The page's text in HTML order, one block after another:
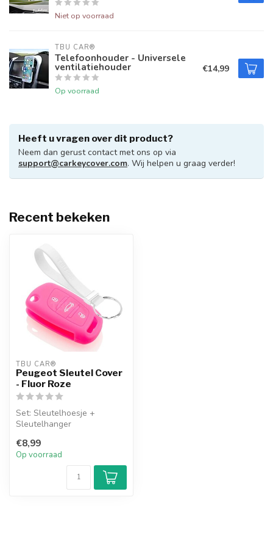
Niet op voorraad
TBU CAR®
Telefoonhouder - Universele
ventilatiehouder
Op voorraad
€14,99
Heeft u vragen over dit product?
Neem dan gerust contact met ons op via
support@carkeycover.com. Wij helpen u graag verder!
Recent bekeken
TBU CAR®
Peugeot Sleutel Cover
- Fluor Roze
Set: Sleutelhoesje +
Sleutelhanger
€8,99
Op voorraad